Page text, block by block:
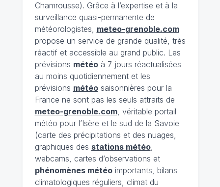
Chamrousse). Grâce à l’expertise et à la
surveillance quasi-permanente de
météorologistes, meteo-grenoble.com
propose un service de grande qualité, très
réactif et accessible au grand public. Les
prévisions météoà 7 jours réactualisées
au moins quotidiennement et les
prévisions météosaisonnières pour la
France ne sont pas les seuls attraits de
meteo-grenoble.com, véritable portail
météo pour l’Isère et le sud de la Savoie
(carte des précipitations et des nuages,
graphiques des stations météo,
webcams, cartes d’observations et
phénomènes météoimportants, bilans
climatologiques réguliers, climat du